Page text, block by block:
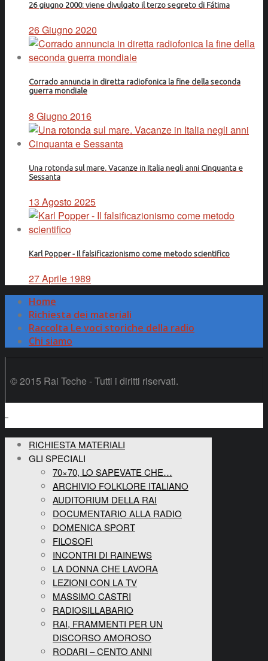
26 giugno 2000: viene divulgato il terzo segreto di Fátima
26 Giugno 2020
Corrado annuncia in diretta radiofonica la fine della seconda
guerra mondiale
8 Giugno 2016
Una rotonda sul mare. Vacanze in Italia negli anni Cinquanta e
Sessanta
13 Agosto 2025
Karl Popper - Il falsificazionismo come metodo scientifico
27 Aprile 1989
Home
Richiesta dei materiali
Raccolta Le voci storiche della radio
Chi siamo
© 2015 Rai Teche - Tutti i diritti riservati.
RICHIESTA MATERIALI
GLI SPECIALI
70×70, LO SAPEVATE CHE…
ARCHIVIO FOLKLORE ITALIANO
AUDITORIUM DELLA RAI
DOCUMENTARIO ALLA RADIO
DOMENICA SPORT
FILOSOFI
INCONTRI DI RAINEWS
LA DONNA CHE LAVORA
LEZIONI CON LA TV
MASSIMO CASTRI
RADIOSILLABARIO
RAI, FRAMMENTI PER UN
DISCORSO AMOROSO
RODARI – CENTO ANNI